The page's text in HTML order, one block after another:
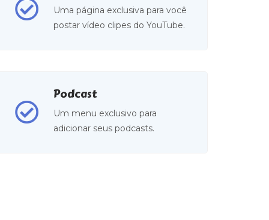
Uma página exclusiva para você
postar vídeo clipes do YouTube.
Podcast
Um menu exclusivo para
adicionar seus podcasts.